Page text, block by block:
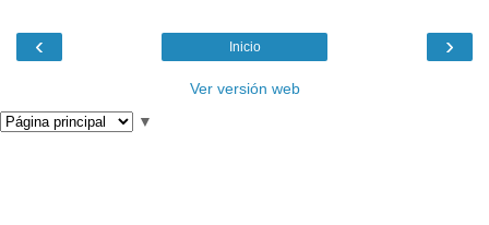
‹ ›
Inicio
Ver versión web
▼